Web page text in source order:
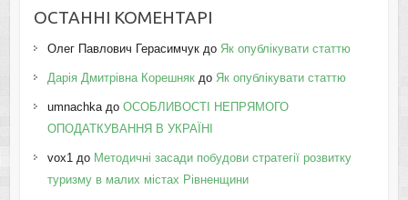
ОСТАННІ КОМЕНТАРІ
Олег Павлович Герасимчукдо Як опублікувати статтю
Дарія Дмитрівна Корешнякдо Як опублікувати статтю
umnachkaдо ОСОБЛИВОСТІ НЕПРЯМОГО
ОПОДАТКУВАННЯ В УКРАЇНІ
vox1до Методичні засади побудови стратегії розвитку
туризму в малих містах Рівненщини